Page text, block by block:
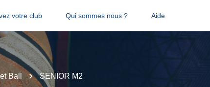
votre club Qui sommes nous ? Aide
Ball SENIOR M2